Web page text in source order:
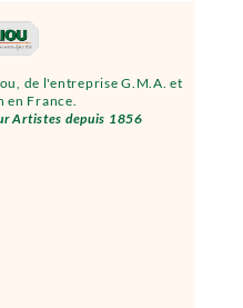
de l'entreprise G.M.A. et
en France.
Artistes depuis 1856